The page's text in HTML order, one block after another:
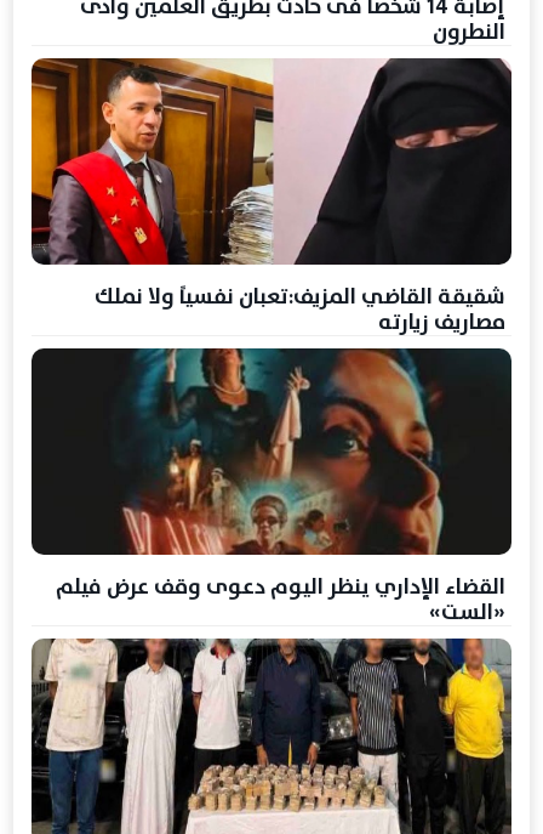
إصابة 14 شخصا فى حادث بطريق العلمين وادى
النطرون
شقيقة القاضي المزيف:تعبان نفسياً ولا نملك
مصاريف زيارته
القضاء الإداري ينظر اليوم دعوى وقف عرض فيلم
«الست»